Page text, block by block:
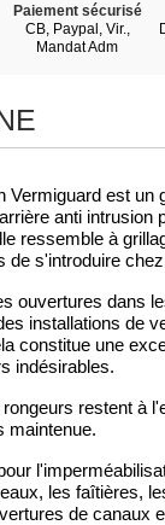
Paiement sécurisé
CB, Paypal, Vir.,
Mandat Adm
Vermiguard est un
anti intrusion
ressemble à
de s'introduire
ouvertures dans
installations de
constitue une
indésirables.
restent à
maintenue.
les faîtières,
de canaux